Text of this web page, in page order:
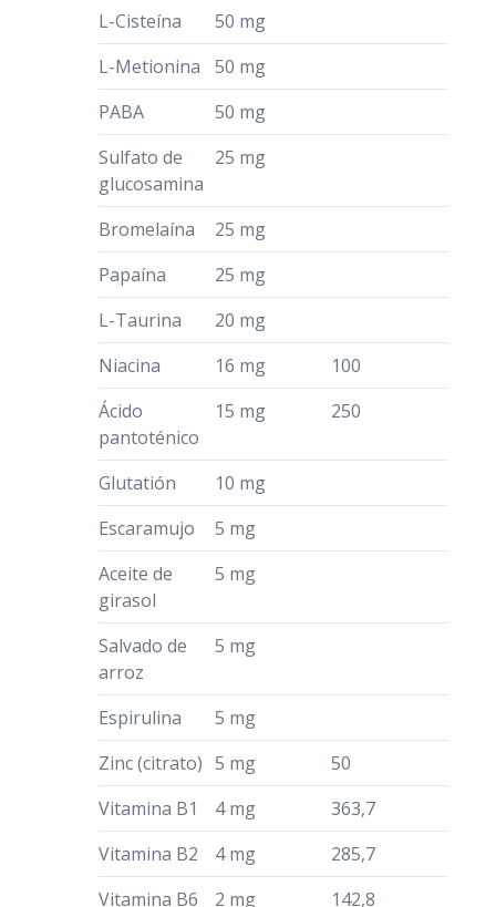
L-Cisteína
50 mg
L-Metionina
50 mg
PABA
50 mg
Sulfato de
glucosamina
25 mg
Bromelaína
25 mg
Papaína
25 mg
L-Taurina
20 mg
Niacina
16 mg
100
Ácido
pantoténico
15 mg 250
Glutatión
10 mg
Escaramujo
5 mg
Aceite de
girasol
5 mg
Salvado de
arroz
5 mg
Espirulina
5 mg
Zinc (citrato) 5 mg
50
Vitamina B1
4 mg
363,7
Vitamina B2
4 mg
285,7
Vitamina B6
2 mg
142,8